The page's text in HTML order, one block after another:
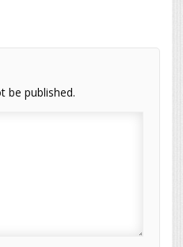
be published.